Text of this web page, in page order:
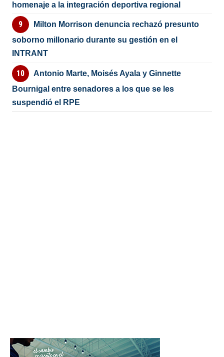
homenaje a la integración deportiva regional
Milton Morrison denuncia rechazó presunto
soborno millonario durante su gestión en el
INTRANT
Antonio Marte, Moisés Ayala y Ginnette
Bournigal entre senadores a los que se les
suspendió el RPE